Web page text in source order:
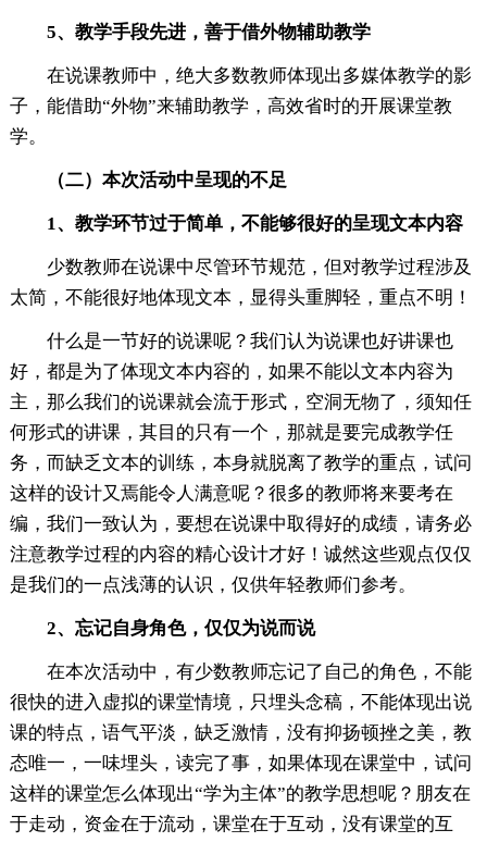
5、教学手段先进，善于借外物辅助教学
在说课教师中，绝大多数教师体现出多媒体教学的影
子，能借助“外物”来辅助教学，高效省时的开展课堂教
学。
（二）本次活动中呈现的不足
1、教学环节过于简单，不能够很好的呈现文本内容
少数教师在说课中尽管环节规范，但对教学过程涉及
太简，不能很好地体现文本，显得头重脚轻，重点不明！
什么是一节好的说课呢？我们认为说课也好讲课也
好，都是为了体现文本内容的，如果不能以文本内容为
主，那么我们的说课就会流于形式，空洞无物了，须知任
何形式的讲课，其目的只有一个，那就是要完成教学任
务，而缺乏文本的训练，本身就脱离了教学的重点，试问
这样的设计又焉能令人满意呢？很多的教师将来要考在
编，我们一致认为，要想在说课中取得好的成绩，请务必
注意教学过程的内容的精心设计才好！诚然这些观点仅仅
是我们的一点浅薄的认识，仅供年轻教师们参考。
2、忘记自身角色，仅仅为说而说
在本次活动中，有少数教师忘记了自己的角色，不能
很快的进入虚拟的课堂情境，只埋头念稿，不能体现出说
课的特点，语气平淡，缺乏激情，没有抑扬顿挫之美，教
态唯一，一味埋头，读完了事，如果体现在课堂中，试问
这样的课堂怎么体现出“学为主体”的教学思想呢？朋友在
于走动，资金在于流动，课堂在于互动，没有课堂的互